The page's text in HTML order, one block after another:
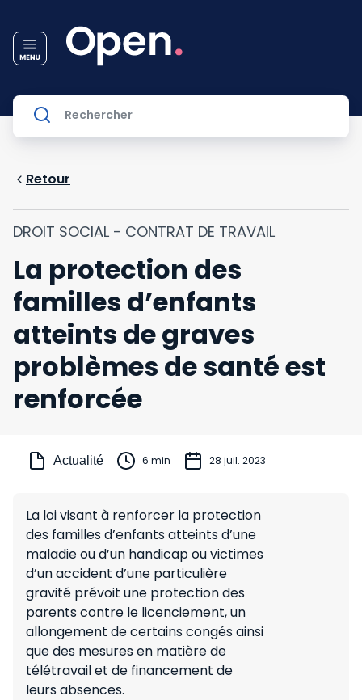
Retour
DROIT SOCIAL - CONTRAT DE TRAVAIL
La protection des
familles d’enfants
atteints de graves
problèmes de santé est
renforcée
Actualité 6 min 28 juil. 2023
La loi visant à renforcer la protection
des familles d’enfants atteints d’une
maladie ou d’un handicap ou victimes
d’un accident d’une particulière
gravité prévoit une protection des
parents contre le licenciement, un
allongement de certains congés ainsi
que des mesures en matière de
télétravail et de financement de
leurs absences.